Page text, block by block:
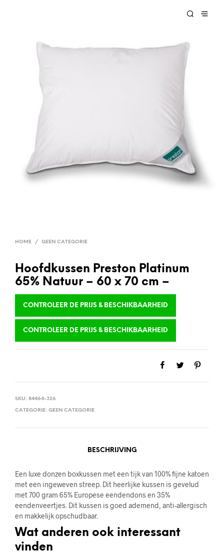
HOME / GEEN CATEGORIE
Hoofdkussen Preston Platinum
65% Natuur – 60 x 70 cm –
CONTROLEER DE PRIJS & BESCHIKBAARHEID
CONTROLEER DE PRIJS & BESCHIKBAARHEID
SKU: 84464-326
CATEGORIE: GEEN CATEGORIE
BESCHRIJVING
Een luxe donzen boxkussen met een tijk van 100% fijne katoen
met een ingeweven streep. Dit heerlijke kussen is gevelud
met 700 gram 65% Europese eendendons en 35%
eendenveertjes. Dit kussen is goed ademend, anti-allergisch
en makkelijk opschudbaar.
Wat anderen ook interessant
vinden